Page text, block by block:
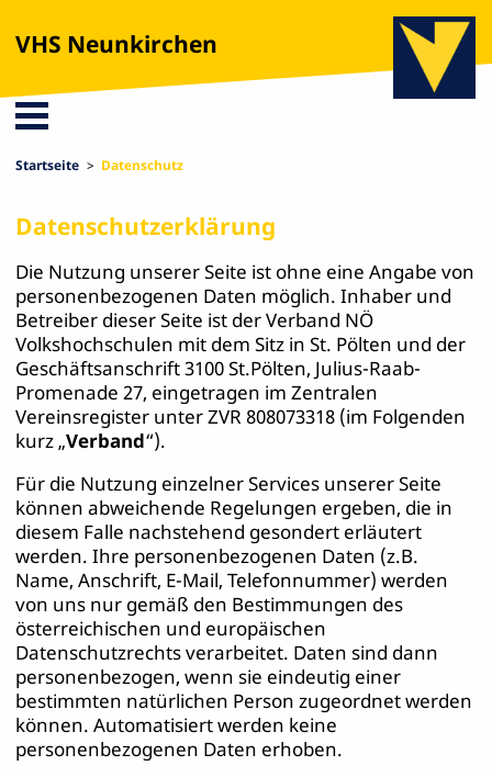
VHS Neunkirchen
Startseite Datenschutz
Datenschutzerklärung
Die Nutzung unserer Seite ist ohne eine Angabe von
personenbezogenen Daten möglich. Inhaber und
Betreiber dieser Seite ist der Verband NÖ
Volkshochschulen mit dem Sitz in St. Pölten und der
Geschäftsanschrift 3100 St.Pölten, Julius-Raab-
Promenade 27, eingetragen im Zentralen
Vereinsregister unter ZVR 808073318 (im Folgenden
kurz „Verband“).
Für die Nutzung einzelner Services unserer Seite
können abweichende Regelungen ergeben, die in
diesem Falle nachstehend gesondert erläutert
werden. Ihre personenbezogenen Daten (z.B.
Name, Anschrift, E-Mail, Telefonnummer) werden
von uns nur gemäß den Bestimmungen des
österreichischen und europäischen
Datenschutzrechts verarbeitet. Daten sind dann
personenbezogen, wenn sie eindeutig einer
bestimmten natürlichen Person zugeordnet werden
können. Automatisiert werden keine
personenbezogenen Daten erhoben.